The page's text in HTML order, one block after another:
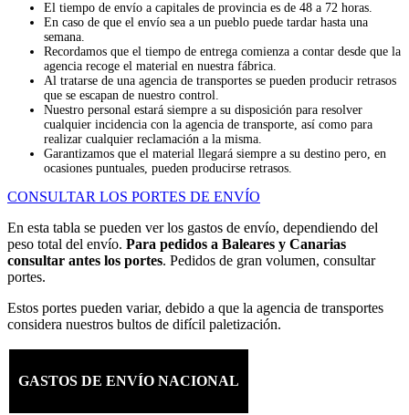
El tiempo de envío a capitales de provincia es de 48 a 72 horas.
En caso de que el envío sea a un pueblo puede tardar hasta una
semana.
Recordamos que el tiempo de entrega comienza a contar desde que la
agencia recoge el material en nuestra fábrica.
Al tratarse de una agencia de transportes se pueden producir retrasos
que se escapan de nuestro control.
Nuestro personal estará siempre a su disposición para resolver
cualquier incidencia con la agencia de transporte, así como para
realizar cualquier reclamación a la misma.
Garantizamos que el material llegará siempre a su destino pero, en
ocasiones puntuales, pueden producirse retrasos.
CONSULTAR LOS PORTES DE ENVÍO
En esta tabla se pueden ver los gastos de envío, dependiendo del
peso total del envío. Para pedidos a Baleares y Canarias
consultar antes los portes. Pedidos de gran volumen, consultar
portes.
Estos portes pueden variar, debido a que la agencia de transportes
considera nuestros bultos de difícil paletización.
GASTOS DE ENVÍO NACIONAL